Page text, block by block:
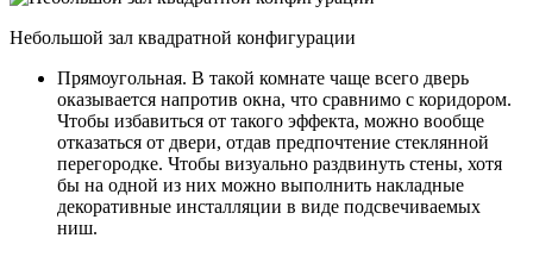
Небольшой зал квадратной конфигурации
Прямоугольная. В такой комнате чаще всего дверь
оказывается напротив окна, что сравнимо с коридором.
Чтобы избавиться от такого эффекта, можно вообще
отказаться от двери, отдав предпочтение стеклянной
перегородке. Чтобы визуально раздвинуть стены, хотя
бы на одной из них можно выполнить накладные
декоративные инсталляции в виде подсвечиваемых
ниш.